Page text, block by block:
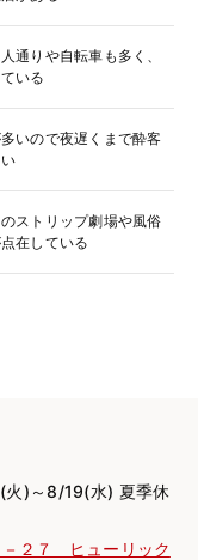
通りや自転車も多く、
いる
いので夜遅くまで酔客
ストリップ劇場や風俗
在している
)～8/19(水) 夏季休
－２７ ヒューリック